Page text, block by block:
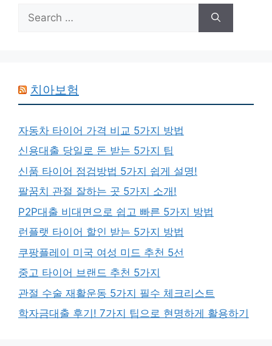
for:
치아보험
자동차 타이어 가격 비교 5가지 방법
신용대출 당일로 돈 받는 5가지 팁
신품 타이어 점검방법 5가지 쉽게 설명!
팔꿈치 관절 잘하는 곳 5가지 소개!
P2P대출 비대면으로 쉽고 빠른 5가지 방법
런플랫 타이어 할인 받는 5가지 방법
쿠팡플레이 미국 여성 미드 추천 5선
중고 타이어 브랜드 추천 5가지
관절 수술 재활운동 5가지 필수 체크리스트
학자금대출 후기! 7가지 팁으로 현명하게 활용하기